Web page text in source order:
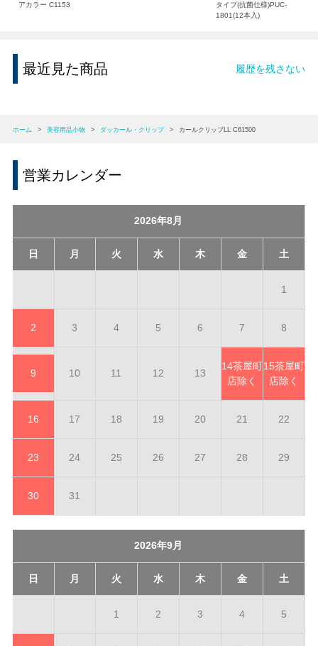
アカラー C1153
タイプ(抗菌仕様)PUC-
1801(12本入)
最近見た商品 履歴を残さない
ホーム > 美容用品小物 > ダッカール・クリップ > カールクリップLL C61500
営業カレンダー
2026年8月
日 月 火 水 木 金 土
1
2 3 4 5 6 7 8
9 10 11 12 13
14茶屋町
店除く
15茶屋町
店除く
16 17 18 19 20 21 22
23 24 25 26 27 28 29
30 31
2026年9月
日 月 火 水 木 金 土
1 2 3 4 5